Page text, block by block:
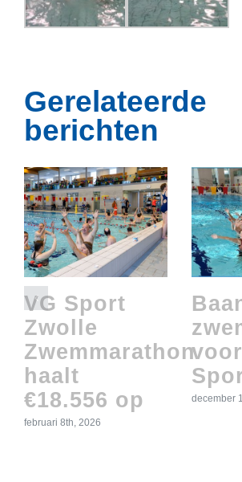
Gerelateerde
berichten
VG Sport
Zwolle
Zwemmarathon
haalt
€18.556 op
februari 8th, 2026
december